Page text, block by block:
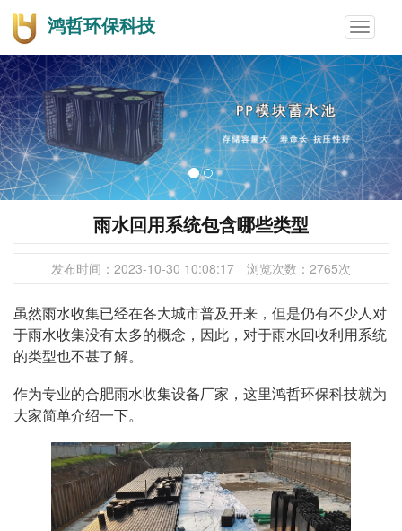
鸿哲环保科技
Toggle
雨水回用系统包含哪些类型
发布时间： 2023-10-30 10:08:17 浏览次数： 2765次
虽然雨水收集已经在各大城市普及开来，但是仍有不少人对
于雨水收集没有太多的概念，因此，对于雨水回收利用系统
的类型也不甚了解。
作为专业的合肥雨水收集设备厂家，这里鸿哲环保科技就为
大家简单介绍一下。